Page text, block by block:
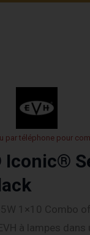
par téléphone pour
Iconic®
1×10 Combo
à lampes